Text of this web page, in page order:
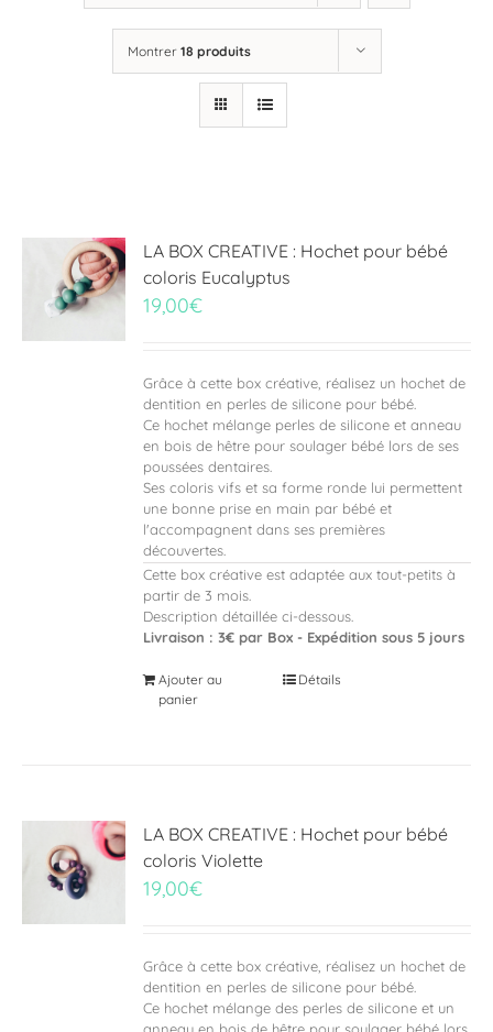
Montrer 18 produits
LA BOX CREATIVE : Hochet pour bébé
coloris Eucalyptus
19,00€
Grâce à cette box créative, réalisez un hochet de
dentition en perles de silicone pour bébé.
Ce hochet mélange perles de silicone et anneau
en bois de hêtre pour soulager bébé lors de ses
poussées dentaires.
Ses coloris vifs et sa forme ronde lui permettent
une bonne prise en main par bébé et
l'accompagnent dans ses premières
découvertes.
Cette box créative est adaptée aux tout-petits à
partir de 3 mois.
Description détaillée ci-dessous.
Livraison : 3€ par Box - Expédition sous 5 jours
Ajouter au
panier
Détails
LA BOX CREATIVE : Hochet pour bébé
coloris Violette
19,00€
Grâce à cette box créative, réalisez un hochet de
dentition en perles de silicone pour bébé.
Ce hochet mélange des perles de silicone et un